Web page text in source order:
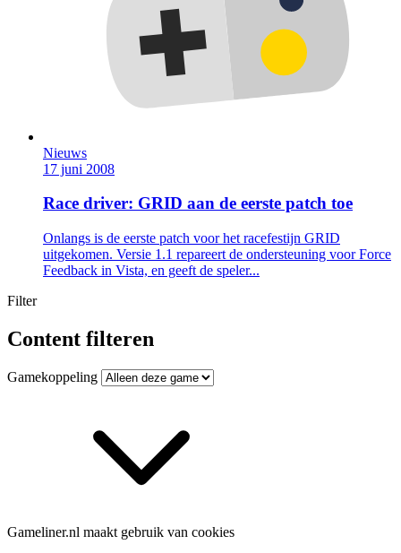
Nieuws
17 juni 2008
Race driver: GRID aan de eerste patch toe
Onlangs is de eerste patch voor het racefestijn GRID
uitgekomen. Versie 1.1 repareert de ondersteuning voor Force
Feedback in Vista, en geeft de speler...
Filter
Content filteren
Gamekoppeling
Gameliner.nl maakt gebruik van cookies